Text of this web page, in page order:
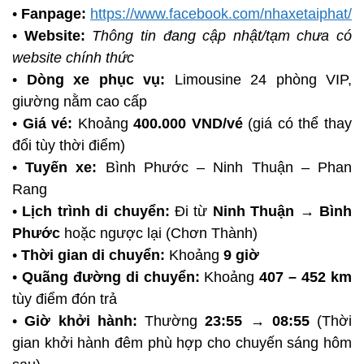
• Fanpage: https://www.facebook.com/nhaxetaiphat/
• Website: Thông tin đang cập nhật/tạm chưa có
website chính thức
• Dòng xe phục vụ: Limousine 24 phòng VIP,
giường nằm cao cấp
• Giá vé: Khoảng400.000 VND/vé(giá có thể thay
đổi tùy thời điểm)
•Tuyến xe: Bình Phước – Ninh Thuận – Phan
Rang
• Lịch trình di chuyển: Đi từ Ninh Thuận → Bình
Phước hoặc ngược lại (Chơn Thành)
• Thời gian di chuyển: Khoảng 9 giờ
• Quãng đường di chuyển: Khoảng407 – 452 km
tùy điểm đón trả
•Giờ khởi hành: Thường23:55 → 08:55(Thời
gian khởi hành đêm phù hợp cho chuyến sáng hôm